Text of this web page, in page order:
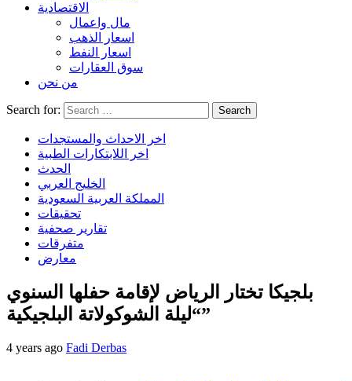
الاقتصادية
مال واعمال
اسعار الذهب
اسعار النفط
سوق العقارات
من نحن
Search for:
اخر الاحداث والمستجدات
اخر اللابتكارات الطبية
الحدث
الخليج العربي
المملكة العربية السعودية
تحقيقات
تقارير صحفية
متفرقات
معارض
بلجيكا تختار الرياض لإقامة حفلها السنوي
“ليلة الشوكولاتة البلجيكية”
4 years ago Fadi Derbas